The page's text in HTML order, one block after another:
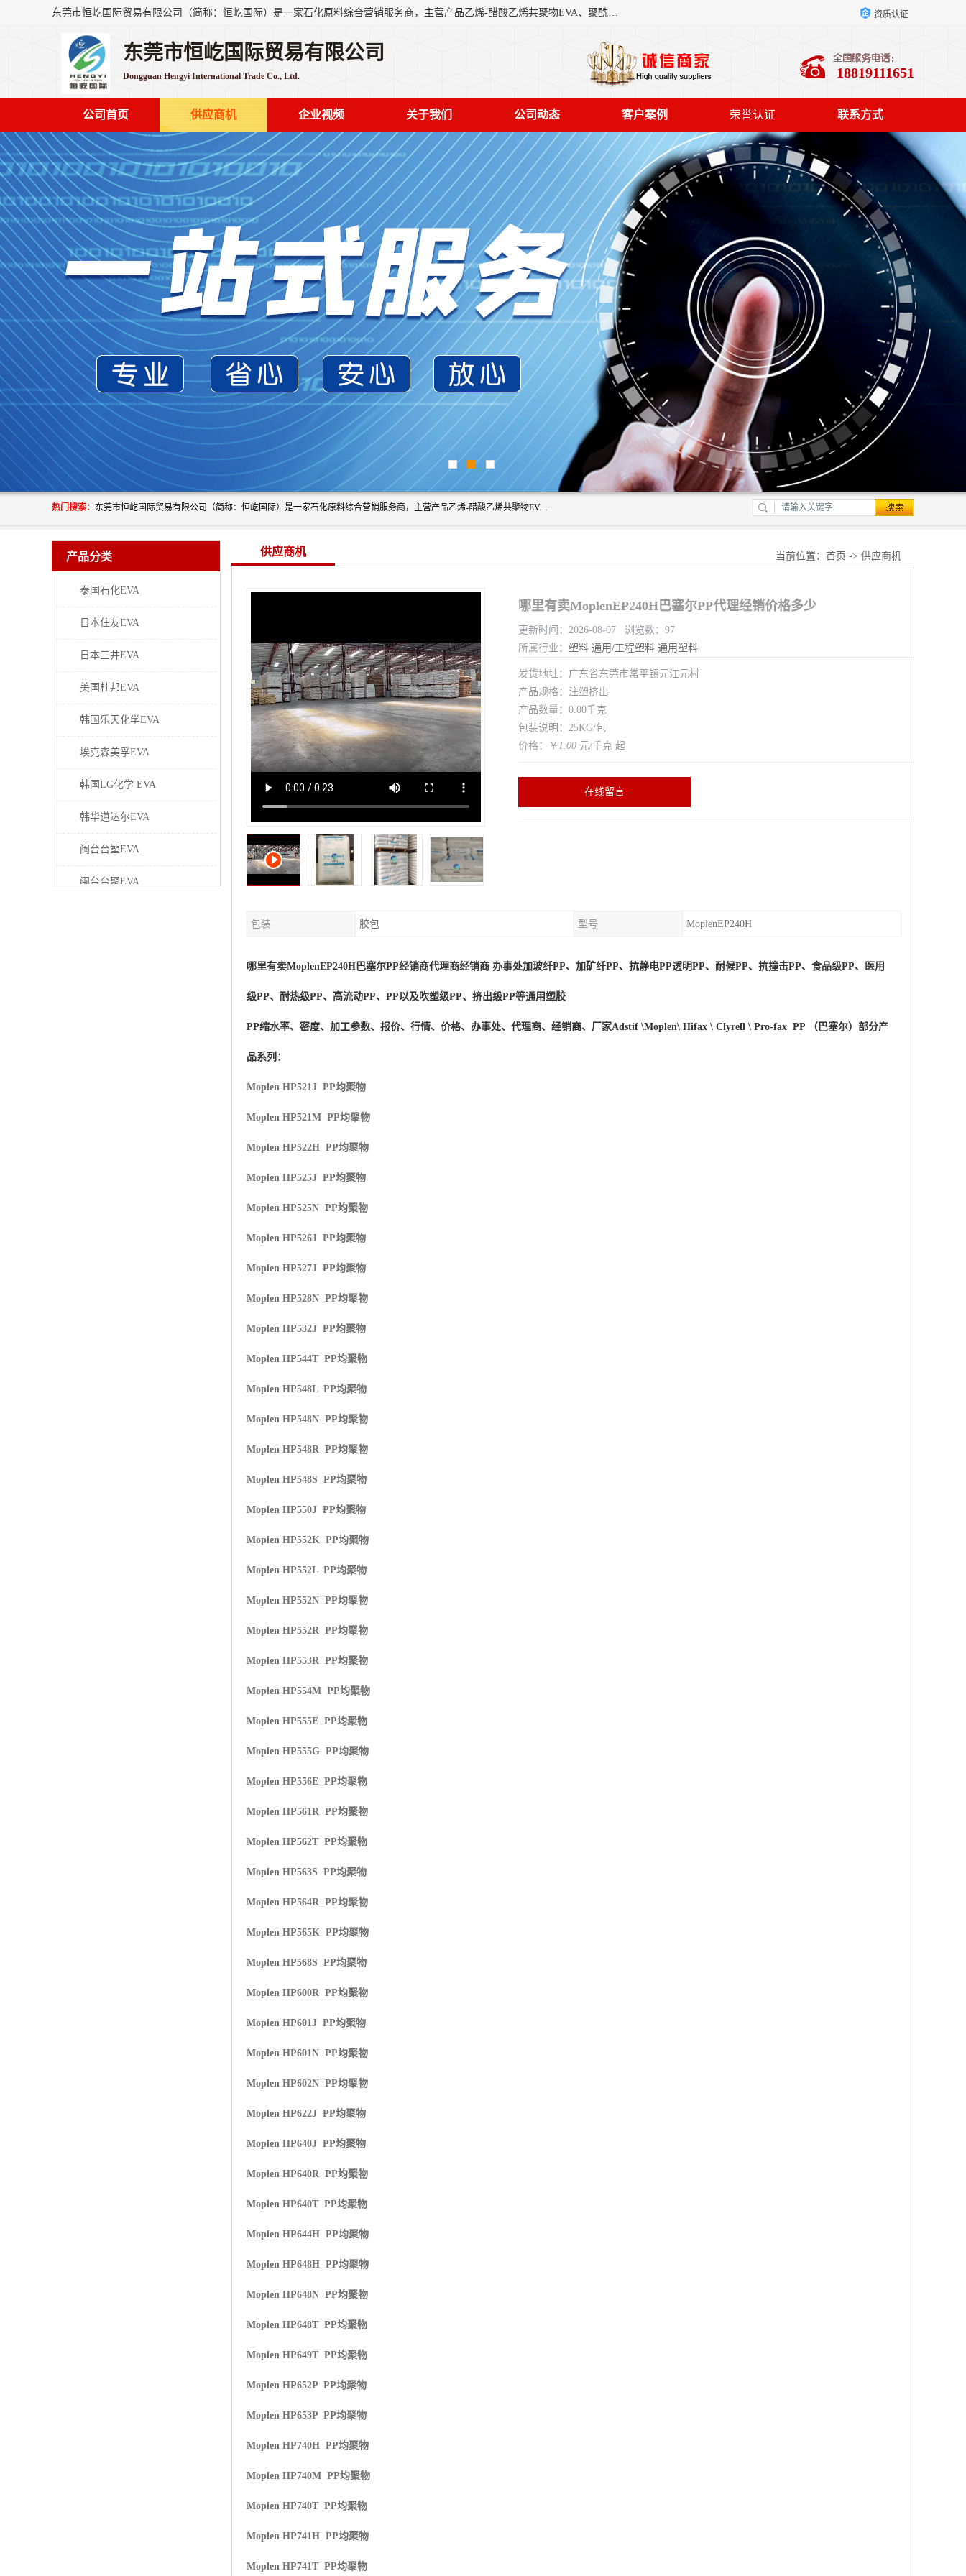
东莞市恒屹国际贸易有限公司（简称：恒屹国际）是一家石化原料综合营销服务商，主营产品乙烯-醋酸乙烯共聚物EVA、聚酰胺PA（尼龙）、醚酯型热塑弹性体TPEE等，公司秉承以市场为导向的战略思想，致力于大宗石化原料在中国市场的营销服务业务，为客户提供一站式的全面服务。 资质认证
东莞市恒屹国际贸易有限公司
Dongguan Hengyi International Trade Co., Ltd. 18819111651
公司首页 供应商机 企业视频 关于我们 公司动态 客户案例 荣誉认证 联系方式
热门搜索： 东莞市恒屹国际贸易有限公司（简称：恒屹国际）是一家石化原料综合营销服务商，主营产品乙烯-醋酸乙烯共聚物EVA、聚酰胺PA（尼龙）、醚酯型热塑弹性体TPEE等，公司秉承以市场为导向的战略思想，致力于大宗石化原料在中国市场的营销服务业务，为客户提供一站式的全面服务。
产品分类
泰国石化EVA
日本住友EVA
日本三井EVA
美国杜邦EVA
韩国乐天化学EVA
埃克森美孚EVA
韩国LG化学 EVA
韩华道达尔EVA
闽台台塑EVA
闽台台聚EVA
供应商机 当前位置： 首页 -> 供应商机
哪里有卖MoplenEP240H巴塞尔PP代理经销价格多少
更新时间：2026-08-07 浏览数：97
所属行业： 塑料 通用/工程塑料 通用塑料
发货地址：广东省东莞市常平镇元江元村
产品规格：注塑挤出
产品数量：0.00千克
包装说明：25KG/包
价格：￥ 1.00 元/千克 起
在线留言
包装 胶包 型号 MoplenEP240H
哪里有卖MoplenEP240H 巴塞尔PP经销商代理商经销商 办事处加玻纤PP、加矿纤PP、抗静电PP透明PP、耐候PP、抗撞击PP、食品级PP、医用
级PP、耐热级PP、高流动PP、PP以及吹塑级PP、挤出级PP等通用塑胶
PP缩水率、密度、加工参数、报价、行情、价格、办事处、代理商、经销商、厂家Adstif \Moplen\ Hifax \ Clyrell \ Pro-fax PP （巴塞尔）部分产
品系列：
Moplen HP521J PP均聚物
Moplen HP521M PP均聚物
Moplen HP522H PP均聚物
Moplen HP525J PP均聚物
Moplen HP525N PP均聚物
Moplen HP526J PP均聚物
Moplen HP527J PP均聚物
Moplen HP528N PP均聚物
Moplen HP532J PP均聚物
Moplen HP544T PP均聚物
Moplen HP548L PP均聚物
Moplen HP548N PP均聚物
Moplen HP548R PP均聚物
Moplen HP548S PP均聚物
Moplen HP550J PP均聚物
Moplen HP552K PP均聚物
Moplen HP552L PP均聚物
Moplen HP552N PP均聚物
Moplen HP552R PP均聚物
Moplen HP553R PP均聚物
Moplen HP554M PP均聚物
Moplen HP555E PP均聚物
Moplen HP555G PP均聚物
Moplen HP556E PP均聚物
Moplen HP561R PP均聚物
Moplen HP562T PP均聚物
Moplen HP563S PP均聚物
Moplen HP564R PP均聚物
Moplen HP565K PP均聚物
Moplen HP568S PP均聚物
Moplen HP600R PP均聚物
Moplen HP601J PP均聚物
Moplen HP601N PP均聚物
Moplen HP602N PP均聚物
Moplen HP622J PP均聚物
Moplen HP640J PP均聚物
Moplen HP640R PP均聚物
Moplen HP640T PP均聚物
Moplen HP644H PP均聚物
Moplen HP648H PP均聚物
Moplen HP648N PP均聚物
Moplen HP648T PP均聚物
Moplen HP649T PP均聚物
Moplen HP652P PP均聚物
Moplen HP653P PP均聚物
Moplen HP740H PP均聚物
Moplen HP740M PP均聚物
Moplen HP740T PP均聚物
Moplen HP741H PP均聚物
Moplen HP741T PP均聚物